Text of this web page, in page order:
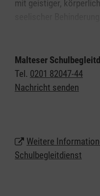
mit geistiger,
in Schulen,
möglichst
Diese Unterstützung
nachdem was die
Malteser
Tel. 0201 82047-44
Nachricht senden
Weitere
Schulbegleitdienst